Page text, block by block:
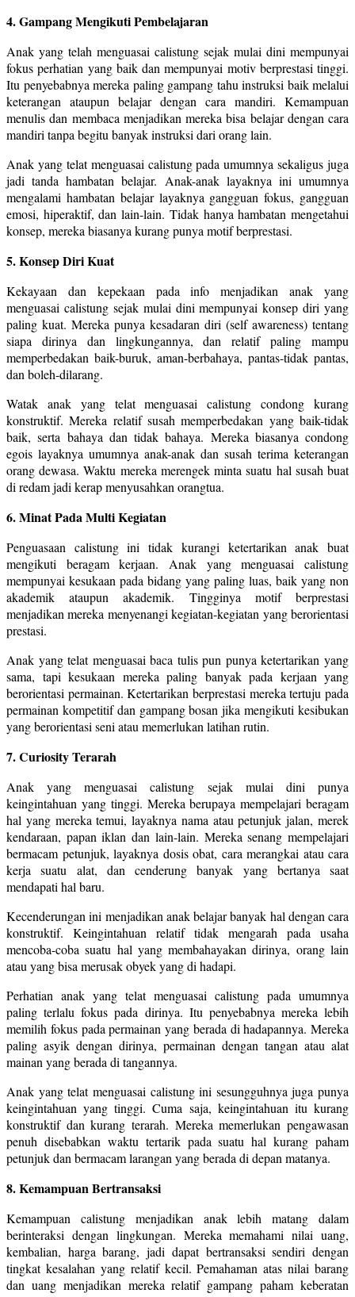
4. Gampang Mengikuti Pembelajaran
Anak yang telah menguasai calistung sejak mulai dini mempunyai
fokus perhatian yang baik dan mempunyai motiv berprestasi tinggi.
Itu penyebabnya mereka paling gampang tahu instruksi baik melalui
keterangan ataupun belajar dengan cara mandiri. Kemampuan
menulis dan membaca menjadikan mereka bisa belajar dengan cara
mandiri tanpa begitu banyak instruksi dari orang lain.
Anak yang telat menguasai calistung pada umumnya sekaligus juga
jadi tanda hambatan belajar. Anak-anak layaknya ini umumnya
mengalami hambatan belajar layaknya gangguan fokus, gangguan
emosi, hiperaktif, dan lain-lain. Tidak hanya hambatan mengetahui
konsep, mereka biasanya kurang punya motif berprestasi.
5. Konsep Diri Kuat
Kekayaan dan kepekaan pada info menjadikan anak yang
menguasai calistung sejak mulai dini mempunyai konsep diri yang
paling kuat. Mereka punya kesadaran diri (self awareness) tentang
siapa dirinya dan lingkungannya, dan relatif paling mampu
memperbedakan baik-buruk, aman-berbahaya, pantas-tidak pantas,
dan boleh-dilarang.
Watak anak yang telat menguasai calistung condong kurang
konstruktif. Mereka relatif susah memperbedakan yang baik-tidak
baik, serta bahaya dan tidak bahaya. Mereka biasanya condong
egois layaknya umumnya anak-anak dan susah terima keterangan
orang dewasa. Waktu mereka merengek minta suatu hal susah buat
di redam jadi kerap menyusahkan orangtua.
6. Minat Pada Multi Kegiatan
Penguasaan calistung ini tidak kurangi ketertarikan anak buat
mengikuti beragam kerjaan. Anak yang menguasai calistung
mempunyai kesukaan pada bidang yang paling luas, baik yang non
akademik ataupun akademik. Tingginya motif berprestasi
menjadikan mereka menyenangi kegiatan-kegiatan yang berorientasi
prestasi.
Anak yang telat menguasai baca tulis pun punya ketertarikan yang
sama, tapi kesukaan mereka paling banyak pada kerjaan yang
berorientasi permainan. Ketertarikan berprestasi mereka tertuju pada
permainan kompetitif dan gampang bosan jika mengikuti kesibukan
yang berorientasi seni atau memerlukan latihan rutin.
7. Curiosity Terarah
Anak yang menguasai calistung sejak mulai dini punya
keingintahuan yang tinggi. Mereka berupaya mempelajari beragam
hal yang mereka temui, layaknya nama atau petunjuk jalan, merek
kendaraan, papan iklan dan lain-lain. Mereka senang mempelajari
bermacam petunjuk, layaknya dosis obat, cara merangkai atau cara
kerja suatu alat, dan cenderung banyak yang bertanya saat
mendapati hal baru.
Kecenderungan ini menjadikan anak belajar banyak hal dengan cara
konstruktif. Keingintahuan relatif tidak mengarah pada usaha
mencoba-coba suatu hal yang membahayakan dirinya, orang lain
atau yang bisa merusak obyek yang di hadapi.
Perhatian anak yang telat menguasai calistung pada umumnya
paling terlalu fokus pada dirinya. Itu penyebabnya mereka lebih
memilih fokus pada permainan yang berada di hadapannya. Mereka
paling asyik dengan dirinya, permainan dengan tangan atau alat
mainan yang berada di tangannya.
Anak yang telat menguasai calistung ini sesungguhnya juga punya
keingintahuan yang tinggi. Cuma saja, keingintahuan itu kurang
konstruktif dan kurang terarah. Mereka memerlukan pengawasan
penuh disebabkan waktu tertarik pada suatu hal kurang paham
petunjuk dan bermacam larangan yang berada di depan matanya.
8. Kemampuan Bertransaksi
Kemampuan calistung menjadikan anak lebih matang dalam
berinteraksi dengan lingkungan. Mereka memahami nilai uang,
kembalian, harga barang, jadi dapat bertransaksi sendiri dengan
tingkat kesalahan yang relatif kecil. Pemahaman atas nilai barang
dan uang menjadikan mereka relatif gampang paham keberatan